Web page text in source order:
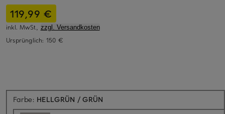
119,99 €
inkl. MwSt., zzgl. Versandkosten
Ursprünglich: 150 €
Farbe: HELLGRÜN / GRÜN